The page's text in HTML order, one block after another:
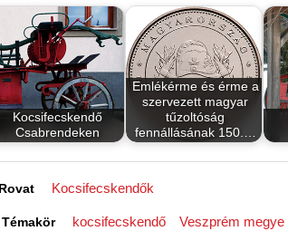
Kocsifecskendő
Csabrendeken
Emlékérme és érme a
szervezett magyar
tűzoltóság
fennállásának 150.…
Rovat Kocsifecskendők
Témakör kocsifecskendő Veszprém megye